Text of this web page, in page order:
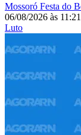
Mossoró Festa do
06/08/2026 às 11:21
Luto